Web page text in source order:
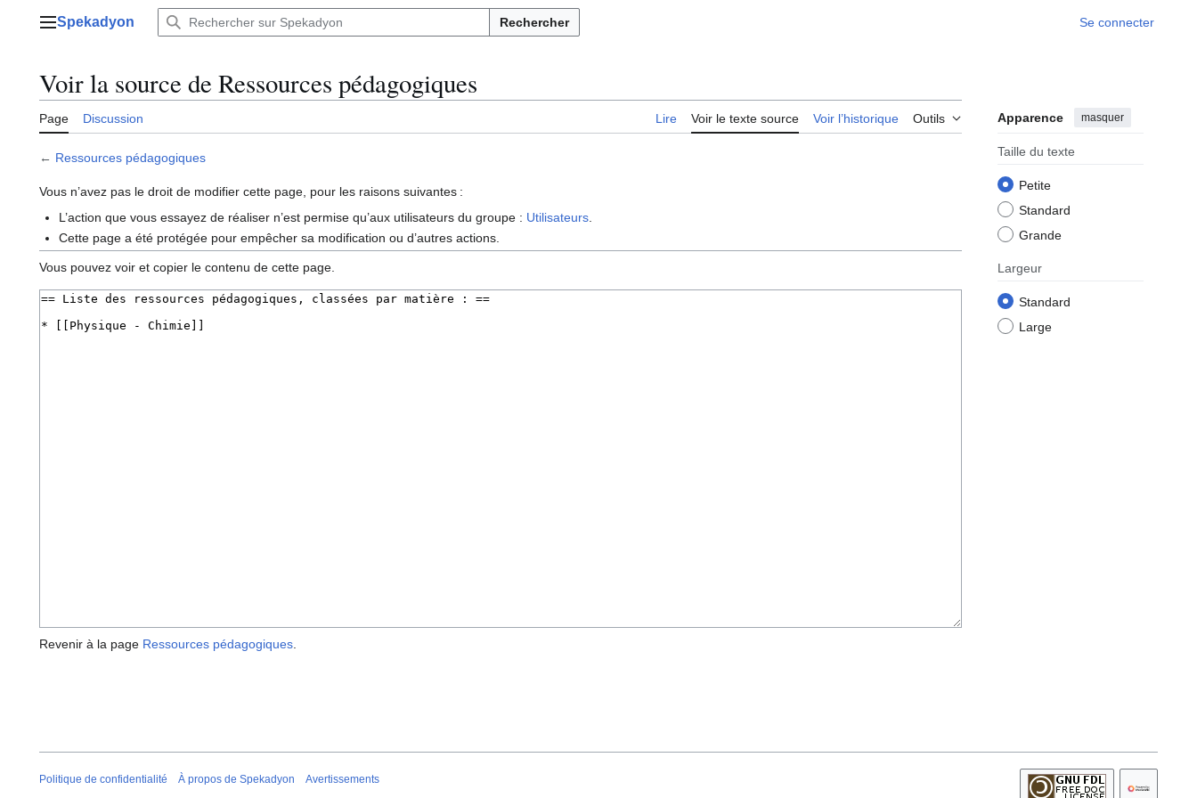
Menu principal
Spekadyon Rechercher Se connecter
Voir la source de Ressources pédagogiques
Page Discussion Lire Voir le texte source Voir l’historique Outils Apparence masquer
Taille du texte
Petite
Standard
Grande
Largeur
Standard
Large
← Ressources pédagogiques
Vous n’avez pas le droit de modifier cette page, pour les raisons suivantes :
L’action que vous essayez de réaliser n’est permise qu’aux utilisateurs du groupe : Utilisateurs
Cette page a été protégée pour empêcher sa modification ou d’autres actions.
Vous pouvez voir et copier le contenu de cette page.
Revenir à la page Ressources pédagogiques
Politique de confidentialité À propos de Spekadyon Avertissements